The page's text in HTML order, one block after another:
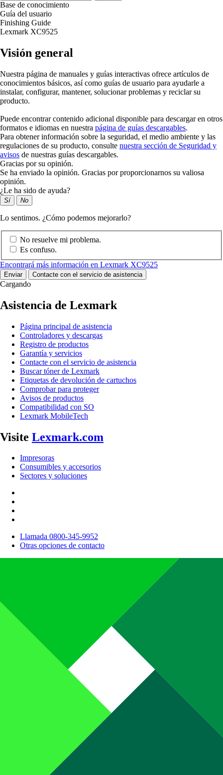
Base de conocimiento
Guía del usuario
Finishing Guide
Lexmark XC9525
Visión general
Nuestra página de manuales y guías interactivas ofrece artículos de
conocimientos básicos, así como guías de usuario para ayudarle a
instalar, configurar, mantener, solucionar problemas y reciclar su
producto.
Puede encontrar contenido adicional disponible para descargar en otros
formatos e idiomas en nuestra página de guías descargables.
Para obtener información sobre la seguridad, el medio ambiente y las
regulaciones de su producto, consulte nuestra sección de Seguridad y
avisos de nuestras guías descargables.
Gracias por su opinión.
Se ha enviado la opinión. Gracias por proporcionarnos su valiosa
opinión.
¿Le ha sido de ayuda?
Sí No
Lo sentimos. ¿Cómo podemos mejorarlo?
No resuelve mi problema.
Es confuso.
Encontrará más información en Lexmark XC9525
Enviar Contacte con el servicio de asistencia
Cargando
Asistencia de Lexmark
Página principal de asistencia
Controladores y descargas
Registro de productos
Garantía y servicios
Contacte con el servicio de asistencia
Buscar tóner de Lexmark
Etiquetas de devolución de cartuchos
Comprobar para proteger
Avisos de productos
Compatibilidad con SO
Lexmark MobileTech
Visite Lexmark.com
Impresoras
Consumibles y accesorios
Sectores y soluciones
Llamada 0800-345-9952
Otras opciones de contacto